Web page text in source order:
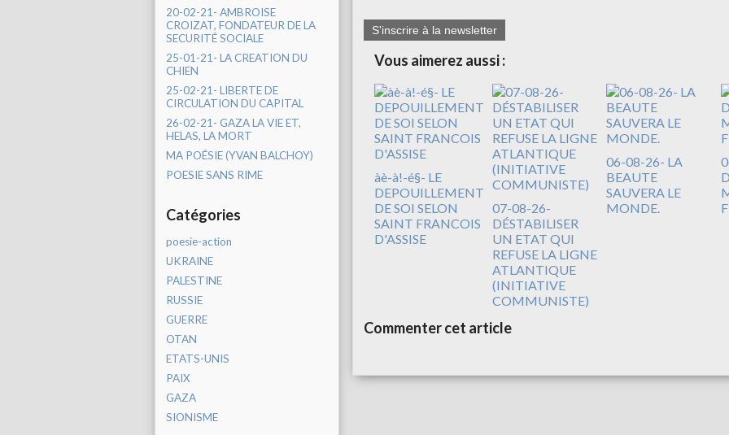
20-02-21- AMBROISE
CROIZAT, FONDATEUR DE LA
SECURITÉ SOCIALE
25-01-21- LA CREATION DU
CHIEN
25-02-21- LIBERTE DE
CIRCULATION DU CAPITAL
26-02-21- GAZA LA VIE ET,
HELAS, LA MORT
MA POÉSIE (YVAN BALCHOY)
POESIE SANS RIME
Catégories
poesie-action
UKRAINE
PALESTINE
RUSSIE
GUERRE
OTAN
ETATS-UNIS
PAIX
GAZA
SIONISME
S'inscrire à la newsletter
Vous aimerez aussi :
àè-à!-é§- LE
DEPOUILLEMENT
DE SOI SELON
SAINT FRANCOIS
D'ASSISE
07-08-26-
DÉSTABILISER
UN ETAT QUI
REFUSE LA LIGNE
ATLANTIQUE
(INITIATIVE
COMMUNISTE)
06-08-26- LA
BEAUTE
SAUVERA LE
MONDE.
Commenter cet article